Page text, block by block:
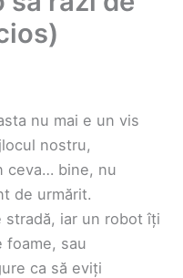
nu mai e un vis
nostru,
ceva… bine, nu
de urmărit.
stradă, iar un robot îți
foame, sau
ca să eviți